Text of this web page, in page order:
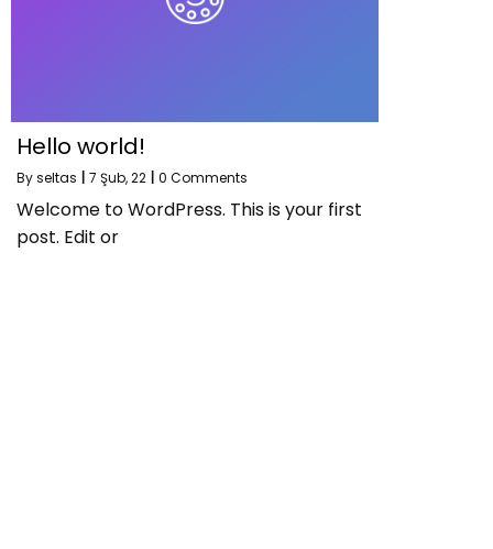
Hello world!
Byseltas 7 Şub, 22 0 Comments
Welcome to WordPress. This is your first
post. Edit or